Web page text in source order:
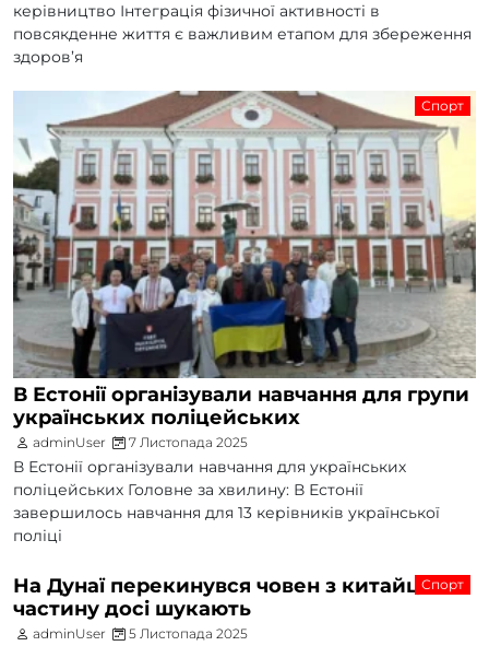
керівництво Інтеграція фізичної активності в
повсякденне життя є важливим етапом для збереження
здоров’я
Спорт
В Естонії організували навчання для групи
українських поліцейських
adminUser 7 Листопада 2025
В Естонії організували навчання для українських
поліцейських Головне за хвилину: В Естонії
завершилось навчання для 13 керівників української
поліці
Спорт
На Дунаї перекинувся човен з китайцями:
частину досі шукають
adminUser 5 Листопада 2025